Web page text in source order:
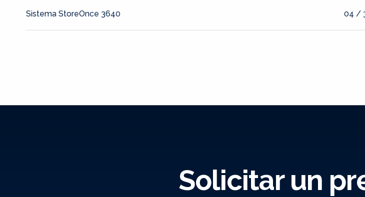
Sistema StoreOnce 3640 04 /
Solicitar un